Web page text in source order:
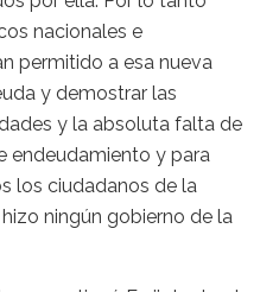
nacionales e
permitido a esa nueva
y demostrar las
y la absoluta falta de
endeudamiento y para
los ciudadanos de la
ningún gobierno de la